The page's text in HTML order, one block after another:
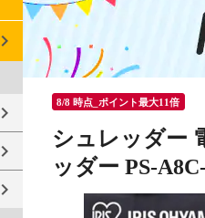
8/8 時点_ポイント最大11倍
シュレッダー
ッダー PS-